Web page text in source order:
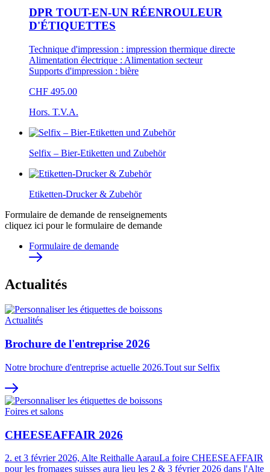
DPR TOUT-EN-UN RÉENROULEUR
D'ÉTIQUETTES
Technique d'impression : impression thermique directe
Alimentation électrique : Alimentation secteur
Supports d'impression : bière
CHF 495.00
Hors. T.V.A.
Selfix – Bier-Etiketten und Zubehör
Etiketten-Drucker & Zubehör
Formulaire de demande de renseignements
cliquez ici pour le formulaire de demande
Formulaire de demande
Actualités
Actualités
Brochure de l'entreprise 2026
Notre brochure d'entreprise actuelle 2026.Tout sur Selfix
Foires et salons
CHEESEAFFAIR 2026
2. et 3 février 2026, Alte Reithalle AarauLa foire CHEESEAFFAIR
pour les fromages suisses aura lieu les 2 & 3 février 2026 dans l'Alte